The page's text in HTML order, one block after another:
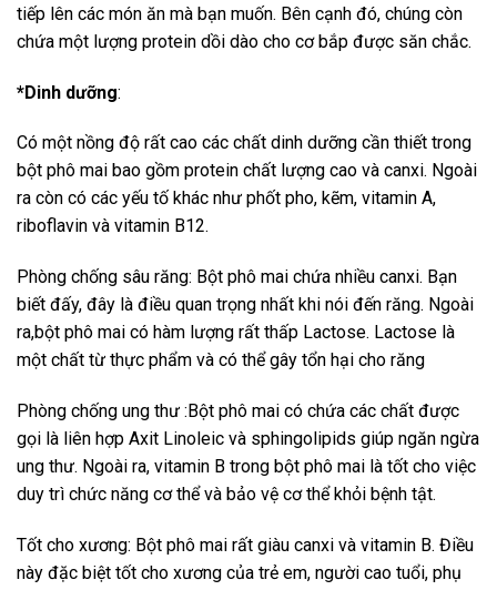
tiếp lên các món ăn mà bạn muốn. Bên cạnh đó, chúng còn
chứa một lượng protein dồi dào cho cơ bắp được săn chắc.
*Dinh dưỡng:
Có một nồng độ rất cao các chất dinh dưỡng cần thiết trong
bột phô mai bao gồm protein chất lượng cao và canxi. Ngoài
ra còn có các yếu tố khác như phốt pho, kẽm, vitamin A,
riboflavin và vitamin B12.
Phòng chống sâu răng: Bột phô mai chứa nhiều canxi. Bạn
biết đấy, đây là điều quan trọng nhất khi nói đến răng. Ngoài
ra,bột phô mai có hàm lượng rất thấp Lactose. Lactose là
một chất từ thực phẩm và có thể gây tổn hại cho răng
Phòng chống ung thư :Bột phô mai có chứa các chất được
gọi là liên hợp Axit Linoleic và sphingolipids giúp ngăn ngừa
ung thư. Ngoài ra, vitamin B trong bột phô mai là tốt cho việc
duy trì chức năng cơ thể và bảo vệ cơ thể khỏi bệnh tật.
Tốt cho xương: Bột phô mai rất giàu canxi và vitamin B. Điều
này đặc biệt tốt cho xương của trẻ em, người cao tuổi, phụ